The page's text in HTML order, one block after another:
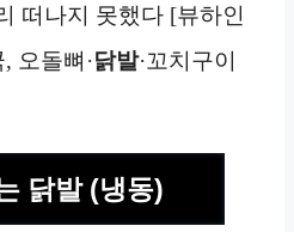
떠나지 못했다 [뷰하인
오돌뼈·닭발·꼬치구이
닭발 (냉동)